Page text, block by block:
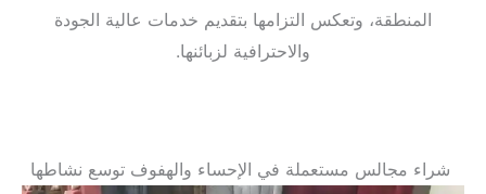
المنطقة، وتعكس التزامها بتقديم خدمات عالية الجودة
والاحترافية لزبائنها.
شراء مجالس مستعملة في الإحساء والهفوف توسع نشاطها